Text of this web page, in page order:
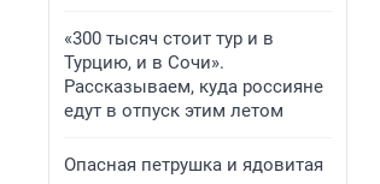
«300 тысяч стоит тур и в
Турцию, и в Сочи».
Рассказываем, куда россияне
едут в отпуск этим летом
Опасная петрушка и ядовитая